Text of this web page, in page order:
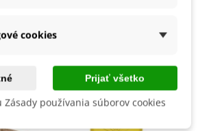
potrebovať
cookies
Prijať všetko
používania súborov cookies